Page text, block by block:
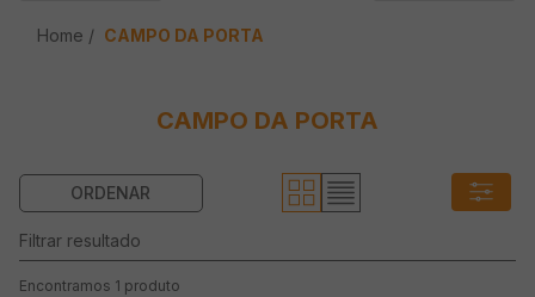
CAMPO DA PORTA
CAMPO DA PORTA
1 produto